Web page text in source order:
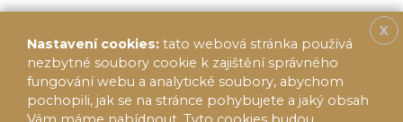
X
Nastavení cookies: tato webová stránka používá
nezbytné soubory cookie k zajištění správného
fungování webu a analytické soubory, abychom
pochopili, jak se na stránce pohybujete a jaký obsah